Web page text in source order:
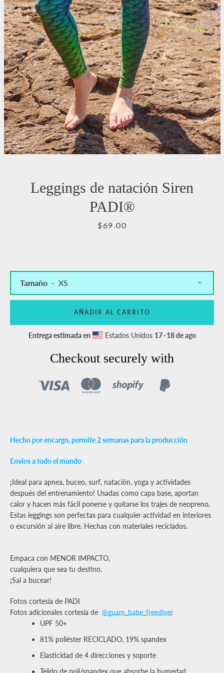
Facebook
NUEVO
Leggings de natación Siren
PADI®
Precio
$69.00
Hecho por encargo, permite 2 semanas para la producción
Envíos a todo el mundo
¡Ideal para apnea, buceo, surf, natación, yoga y actividades
después del entrenamiento! Usadas como capa base, aportan
calor y hacen más fácil ponerse y quitarse los trajes de neopreno.
Estas leggings son perfectas para cualquier actividad en interiores
o excursión al aire libre. Hechas con materiales reciclados.
Empaca con MENOR IMPACTO,
cualquiera que sea tu destino.
¡Sal a bucear!
Fotos cortesía de PADI
Fotos adicionales cortesía de @guam_babe_freediver
UPF 50+
81% poliéster RECICLADO, 19% spandex
Elasticidad de 4 direcciones y soporte
Tejido de poli/spandex que absorbe la humedad
Tamaño
AÑADIR AL CARRITO
Entrega estimada en Estados Unidos 17⁠–18 de ago
Checkout securely with